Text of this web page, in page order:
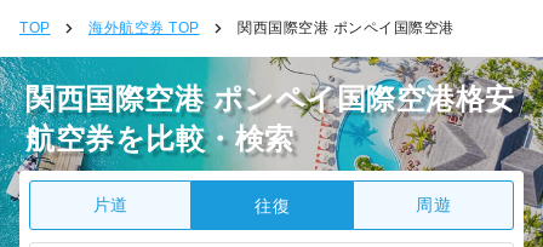
TOP 海外航空券 TOP 関西国際空港 ポンペイ国際空港
関西国際空港 ポンペイ国際空港格安
航空券を比較・検索
片道 往復 周遊